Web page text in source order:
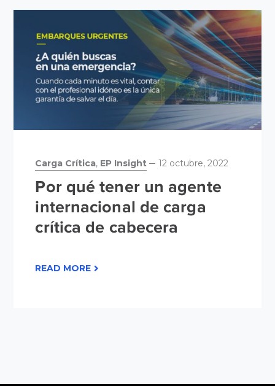
Carga Crítica, EP Insight 12 octubre, 2022
Por qué tener un agente
internacional de carga
crítica de cabecera
READ MORE